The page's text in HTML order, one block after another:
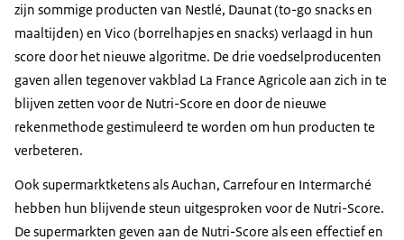
zijn sommige producten van Nestlé, Daunat(to-go snacks en
maaltijden) en Vico (borrelhapjes en snacks) verlaagd in hun
score door het nieuwe algoritme. De drie voedselproducenten
gaven allen tegenover vakblad La France Agricole aan zich in te
blijven zetten voor de Nutri-Score en door de nieuwe
rekenmethode gestimuleerd te worden om hun producten te
verbeteren.
Ook supermarktketens alsAuchan, Carrefouren Intermarché
hebben hun blijvende steun uitgesproken voor de Nutri-Score.
De supermarkten geven aan de Nutri-Score als een effectief en